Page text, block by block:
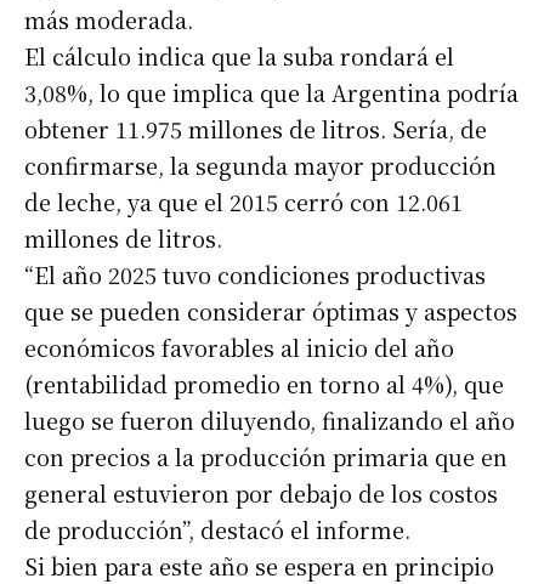
más moderada.
El cálculo indica que la suba rondará el
3,08%, lo que implica que la Argentina podría
obtener 11.975 millones de litros. Sería, de
confirmarse, la segunda mayor producción
de leche, ya que el 2015 cerró con 12.061
millones de litros.
“El año 2025 tuvo condiciones productivas
que se pueden considerar óptimas y aspectos
económicos favorables al inicio del año
(rentabilidad promedio en torno al 4%), que
luego se fueron diluyendo, finalizando el año
con precios a la producción primaria que en
general estuvieron por debajo de los costos
de producción”, destacó el informe.
Si bien para este año se espera en principio